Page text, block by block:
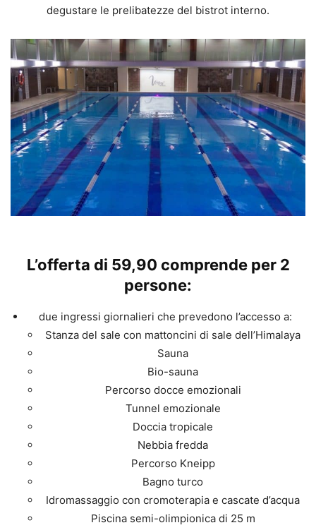
degustare le prelibatezze del bistrot interno.
L’offerta di 59,90 comprende per 2
persone:
due ingressi giornalieri che prevedono l’accesso a:
Stanza del sale con mattoncini di sale dell’Himalaya
Sauna
Bio-sauna
Percorso docce emozionali
Tunnel emozionale
Doccia tropicale
Nebbia fredda
Percorso Kneipp
Bagno turco
Idromassaggio con cromoterapia e cascate d’acqua
Piscina semi-olimpionica di 25 m